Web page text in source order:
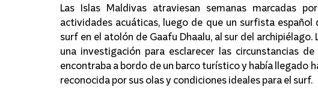
Las Islas Maldivas atraviesan semanas marcadas
actividades acuáticas, luego de que un surfista
surf en el atolón de Gaafu Dhaalu, al sur del
una investigación para esclarecer las circunstancias
encontraba a bordo de un barco turístico y había llegado
reconocida por sus olas y condiciones ideales para el surf.